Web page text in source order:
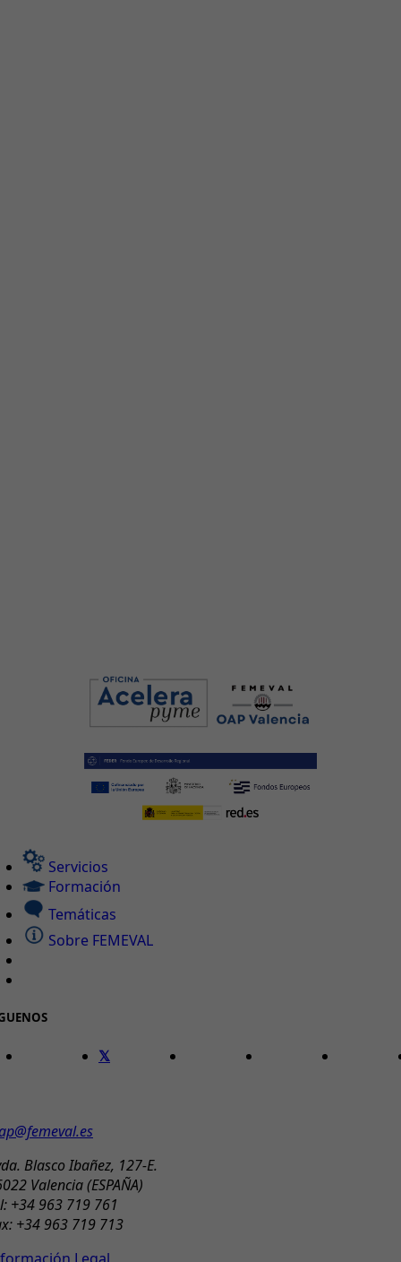
Servicios
Formación
Temáticas
Sobre FEMEVAL
Blasco Ibañez, 127-E.
Valencia (ESPAÑA)
+34 963 719 761
+34 963 719 713